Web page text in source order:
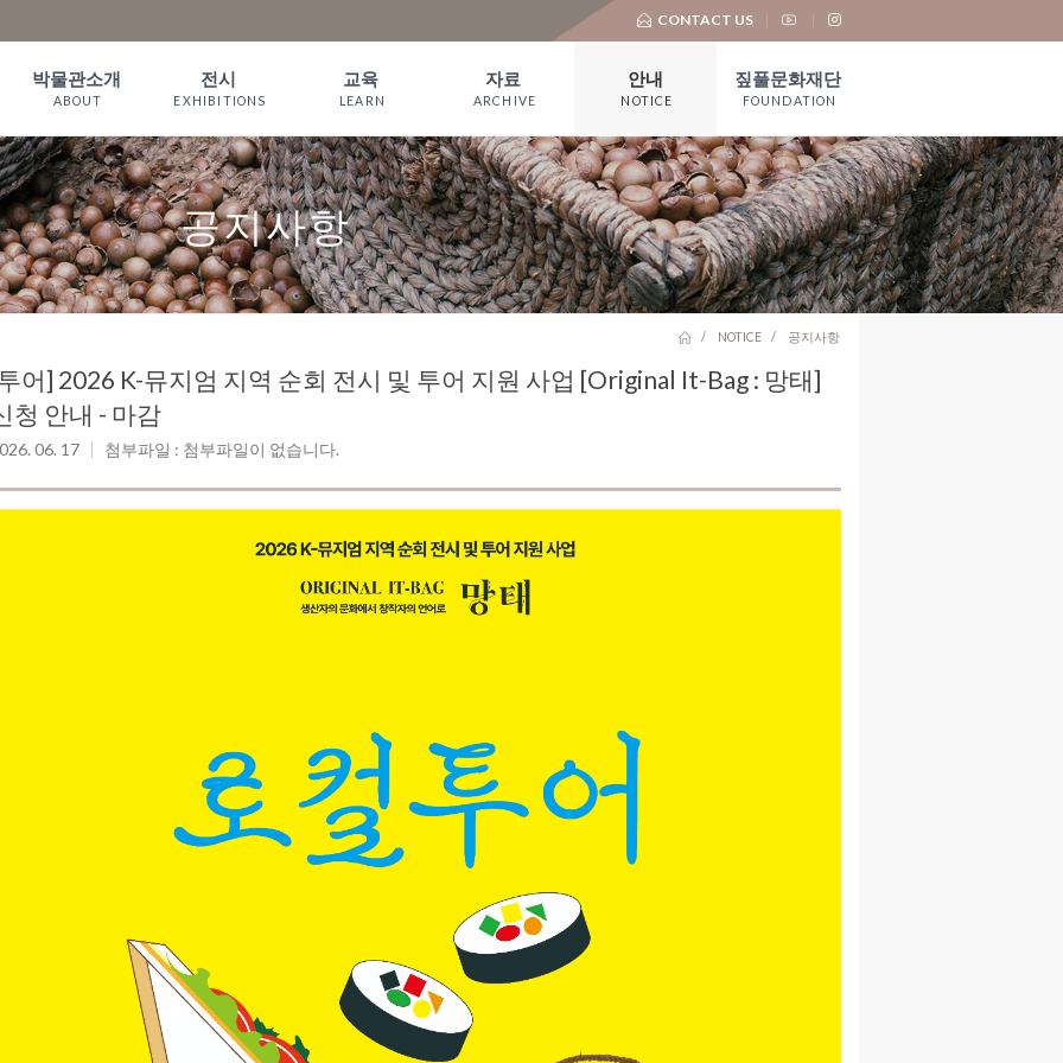
CONTACT US
박물관소개
ABOUT
인사말
WELCOME
짚풀문화 이야
기
관람안내
전시
EXHIBITIONS
상설전시
기획전시
온라인전시
교육
LEARN
짚풀 프로그램
체험예약
예약확인
자료
ARCHIVE
소장품
서 적
안내
NOTICE
공지사항
언론보도
대 관
유물기증
짚풀문화재단
FOUNDATION
재단 소개
기부금 모금 및
활용실적
공지사항
NOTICE 공지사항
어] 2026 K-뮤지엄 지역 순회 전시 및 투어 지원 사업 [Original It-Bag : 망태]
청 안내 - 마감
06. 17 첨부파일 : 첨부파일이 없습니다.